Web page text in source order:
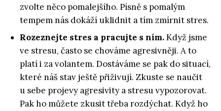
zvolte něco pomalejšího. Písně s pomalým
tempem nás dokáží uklidnit a tím zmírnit stres.
Rozeznejte stres a pracujte s ním.Když jsme
ve stresu, často se chováme agresivněji. A to
platí i za volantem. Dostáváme se pak do situací,
které náš stav ještě přiživují. Zkuste se naučit
u sebe projevy agresivity a stresu vypozorovat.
Pak ho můžete zkusit třeba rozdýchat. Když ho